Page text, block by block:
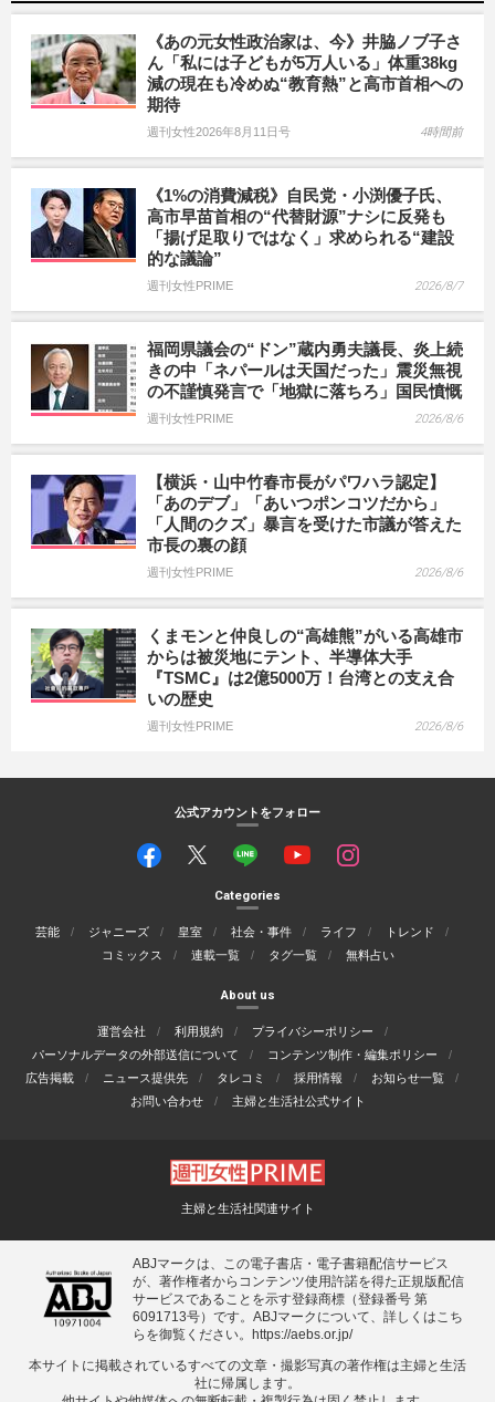
《あの元女性政治家は、今》井脇ノブ子さ
ん「私には子どもが5万人いる」体重38kg
減の現在も冷めぬ“教育熱”と高市首相への
期待
週刊女性2026年8月11日号 4時間前
《1%の消費減税》自民党・小渕優子氏、
高市早苗首相の“代替財源”ナシに反発も
「揚げ足取りではなく」求められる“建設
的な議論”
週刊女性PRIME 2026/8/7
福岡県議会の“ドン”蔵内勇夫議長、炎上続
きの中「ネパールは天国だった」震災無視
の不謹慎発言で「地獄に落ちろ」国民憤慨
週刊女性PRIME 2026/8/6
【横浜・山中竹春市長がパワハラ認定】
「あのデブ」「あいつポンコツだから」
「人間のクズ」暴言を受けた市議が答えた
市長の裏の顔
週刊女性PRIME 2026/8/6
くまモンと仲良しの“高雄熊”がいる高雄市
からは被災地にテント、半導体大手
『TSMC』は2億5000万！台湾との支え合
いの歴史
週刊女性PRIME 2026/8/6
公式アカウントをフォロー
Categories
芸能 ジャニーズ 皇室 社会・事件 ライフ
トレンド
コミックス
連載一覧 タグ一覧 無料占い
About us
運営会社 利用規約
プライバシーポリシー
パーソナルデータの外部送信について
コンテンツ制作・編集ポリシー
広告掲載
ニュース提供先 タレコミ 採用情報
お知らせ一覧
お問い合わせ
主婦と生活社公式サイト
主婦と生活社関連サイト
ABJマークは、この電子書店・電子書籍配信サービス
が、著作権者からコンテンツ使用許諾を得た正規版配信
サービスであることを示す登録商標（登録番号 第
6091713号）です。ABJマークについて、詳しくはこち
らを御覧ください。 https://aebs.or.jp/
本サイトに掲載されているすべての⽂章・撮影写真の著作権は主婦と⽣活
社に帰属します。